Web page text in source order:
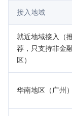
云数据库 SQL
TDSQL
云数据库
游戏数据库
数据传输服务
数据库专家服
数据库智能管
网络
私有网络
数据安全
接入地域
就近地域接入（
荐，只支持非金
区）
华南地区（广州）